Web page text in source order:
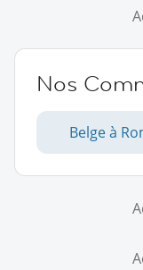
Nos
Belge à